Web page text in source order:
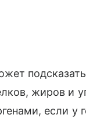
жиров и
если у